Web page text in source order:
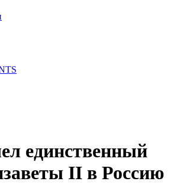
единственный
II в Россию